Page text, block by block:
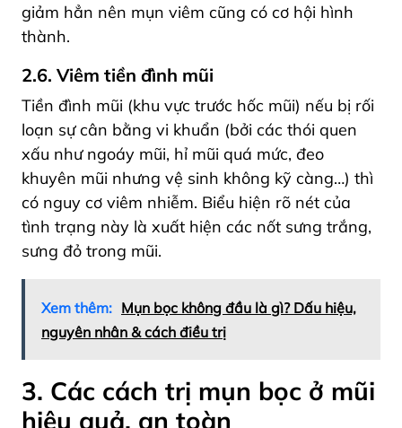
giảm hẳn nên mụn viêm cũng có cơ hội hình
thành.
2.6. Viêm tiền đình mũi
Tiền đình mũi (khu vực trước hốc mũi) nếu bị rối
loạn sự cân bằng vi khuẩn (bởi các thói quen
xấu như ngoáy mũi, hỉ mũi quá mức, đeo
khuyên mũi nhưng vệ sinh không kỹ càng…) thì
có nguy cơ viêm nhiễm. Biểu hiện rõ nét của
tình trạng này là xuất hiện các nốt sưng trắng,
sưng đỏ trong mũi.
Xem thêm: Mụn bọc không đầu là gì? Dấu hiệu,
nguyên nhân & cách điều trị
3. Các cách trị mụn bọc ở mũi
hiệu quả, an toàn